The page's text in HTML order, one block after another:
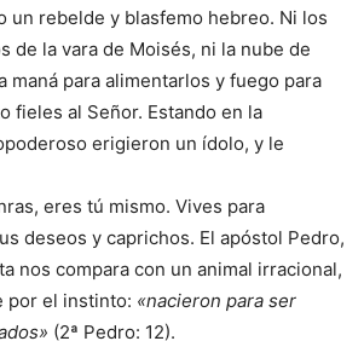
un rebelde y blasfemo hebreo. Ni los
de la vara de Moisés, ni la nube de
maná para alimentarlos y fuego para
fieles al Señor. Estando en la
erigieron un ídolo, y le
eres tú mismo. Vives para
deseos y caprichos. El apóstol Pedro,
nos compara con un animal irracional,
por el instinto: «nacieron para ser
(2ª Pedro: 12).